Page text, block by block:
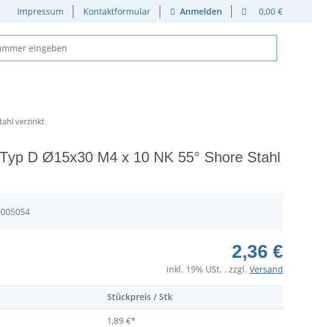
Impressum Kontaktformular Anmelden 0,00 €
verzinkt
D Ø15x30 M4 x 10 NK 55° Shore Stahl
2,36 €
inkl. 19% USt. , zzgl. Versand
Stückpreis / Stk
1,89 €*